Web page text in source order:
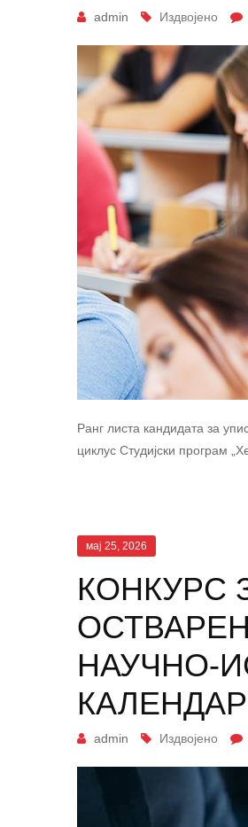
admin Издвојено
Ранг листа кандидата за
циклус Студијски програм
мај 25, 2026
КОНКУРС
НАУЧНО-
admin Издвојено